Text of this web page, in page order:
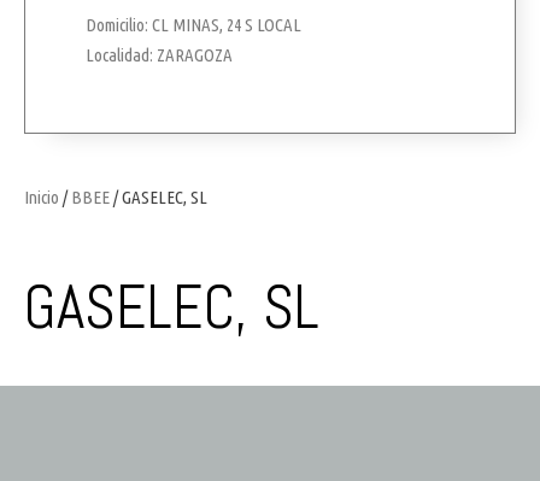
Inicio /BBEE/ GASELEC, SL
GASELEC, SL
Domicilio: CL MINAS, 24 S LOCAL
Localidad: ZARAGOZA